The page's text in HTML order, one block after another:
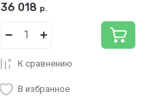
36 018 р.
К сравнению
В избранное